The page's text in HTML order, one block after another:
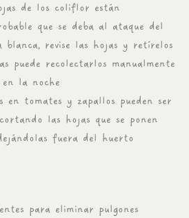
de los coliflor están
que se deba al ataque del
blanca, revise las hojas y retírelos
puede recolectarlos manualmente
la noche
en tomates y zapallos pueden ser
las hojas que se ponen
fuera del huerto
para eliminar pulgones